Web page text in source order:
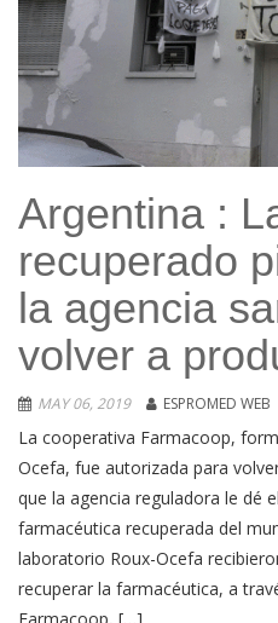
Argentina :
recuperado
la agencia
volver a
MAY 06, 2019 ESPROMED WEB
La cooperativa Farmacoop,
Ocefa, fue autorizada para
que la agencia reguladora le dé
farmacéutica recuperada del
laboratorio Roux-Ocefa
recuperar la farmacéutica, a